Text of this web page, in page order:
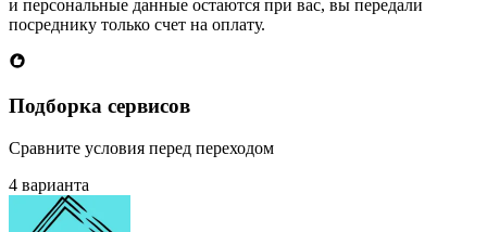
и персональные данные остаются при вас, вы передали
посреднику только счет на оплату.
Подборка сервисов
Сравните условия перед переходом
4 варианта